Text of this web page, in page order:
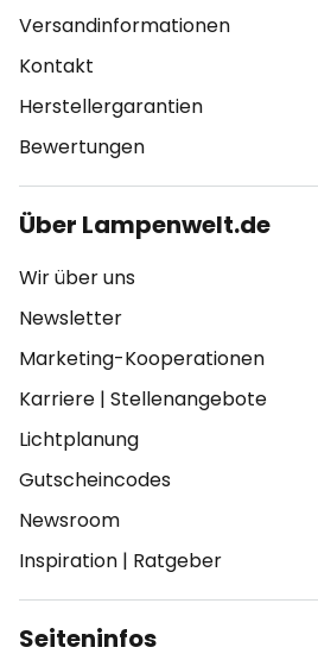
Versandinformationen
Kontakt
Herstellergarantien
Bewertungen
Über Lampenwelt.de
Wir über uns
Newsletter
Marketing-Kooperationen
Karriere | Stellenangebote
Lichtplanung
Gutscheincodes
Newsroom
Inspiration | Ratgeber
Seiteninfos